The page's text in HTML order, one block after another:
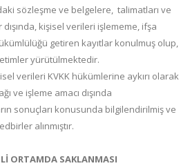
sözleşme ve belgelere, talimatları ve
kişisel verileri işlememe, ifşa
getiren kayıtlar konulmuş olup,
yürütülmektedir.
verileri KVKK hükümlerine aykırı olarak
ve işleme amacı dışında
sonuçları konusunda bilgilendirilmiş ve
alınmıştır.
ORTAMDA SAKLANMASI